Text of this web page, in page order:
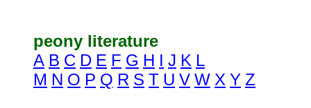
peony literature
A B C D E F G H I J K L
M N O P Q R S T U V W X Y Z